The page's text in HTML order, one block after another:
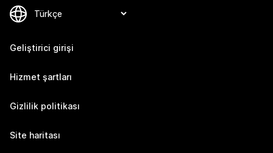
Geliştirici girişi
Hizmet şartları
Gizlilik politikası
Site haritası